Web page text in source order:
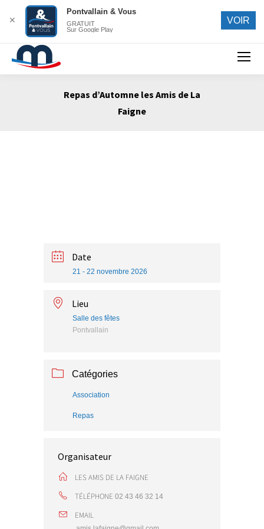
Repas d’Automne les Amis de La
Faigne
Date
21 - 22 novembre 2026
Lieu
Salle des fêtes
Pontvallain
Catégories
Association
Repas
Organisateur
LES AMIS DE LA FAIGNE
TÉLÉPHONE 02 43 46 32 14
EMAIL
✕
Pontvallain & Vous
GRATUIT
Sur Google Play
VOIR